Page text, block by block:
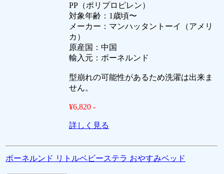
PP（ポリプロピレン）
対象年齢：1歳頃〜
メーカー：マンハッタントーイ（アメリ
カ）
原産国：中国
輸入元：ボーネルンド
型崩れの可能性があるため洗濯は出来ま
せん。
¥6,820 -
詳しく見る
ボーネルンド リトルベビーステラ おやすみベッド